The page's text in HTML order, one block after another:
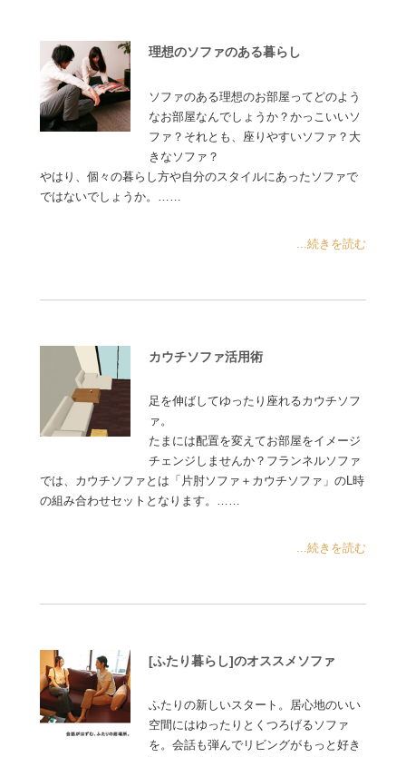
理想のソファのある暮らし
ソファのある理想のお部屋ってどのよう
なお部屋なんでしょうか？かっこいいソ
ファ？それとも、座りやすいソファ？大
きなソファ？
やはり、個々の暮らし方や自分のスタイルにあったソファで
ではないでしょうか。……
...続きを読む
カウチソファ活用術
足を伸ばしてゆったり座れるカウチソフ
ァ。
たまには配置を変えてお部屋をイメージ
チェンジしませんか？フランネルソファ
では、カウチソファとは「片肘ソファ＋カウチソファ」のL時
の組み合わせセットとなります。……
...続きを読む
[ふたり暮らし]のオススメソファ
ふたりの新しいスタート。居心地のいい
空間にはゆったりとくつろげるソファ
を。会話も弾んでリビングがもっと好き